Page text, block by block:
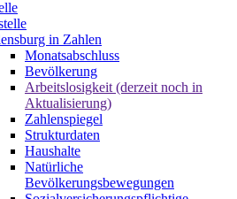
in Zahlen
Monatsabschluss
Bevölkerung
Arbeitslosigkeit (derzeit noch in
Aktualisierung)
Zahlenspiegel
Strukturdaten
Haushalte
Natürliche
Bevölkerungsbewegungen